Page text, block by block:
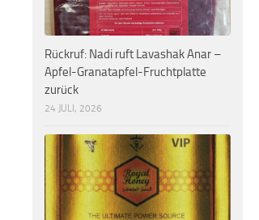
Rückruf: Nadi ruft Lavashak Anar –
Apfel-Granatapfel-Fruchtplatte
zurück
24 JULI, 2026